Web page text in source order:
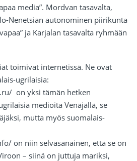
media”. Mordvan tasavalta,
Nenetsian autonominen piirikunta
ja Karjalan tasavalta ryhmään
toimivat internetissä. Ne ovat
ugrilaisia:
on yksi tämän hetken
medioita Venäjällä, se
mutta myös suomalais-
on niin selväsanainen, että se on
– siinä on juttuja mariksi,